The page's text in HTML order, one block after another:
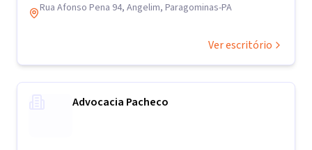
Rua Afonso Pena 94, Angelim, Paragominas-PA
Ver escritório
Advocacia Pacheco